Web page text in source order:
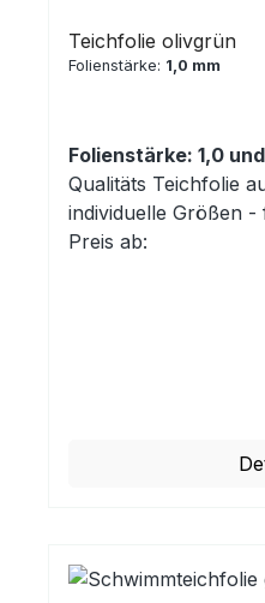
Teichfolie olivgrün
Folienstärke: 1,0 mm
Folienstärke: 1,0
Qualitäts Teichfolie
individuelle Größen
Preis ab: